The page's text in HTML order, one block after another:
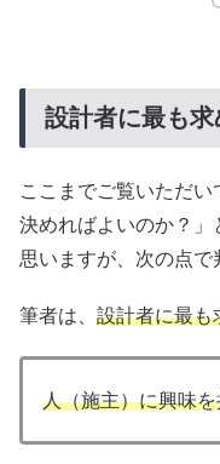
設計者に最も求
ここまでご覧いただ
決めればよいのか？」
思いますが、次の点で
筆者は、 設計者に最も
人（施主）に興味